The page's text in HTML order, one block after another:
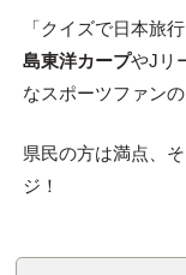
「クイズで日本旅
島東洋カープやJリ
なスポーツファン
県民の方は満点、
ジ！